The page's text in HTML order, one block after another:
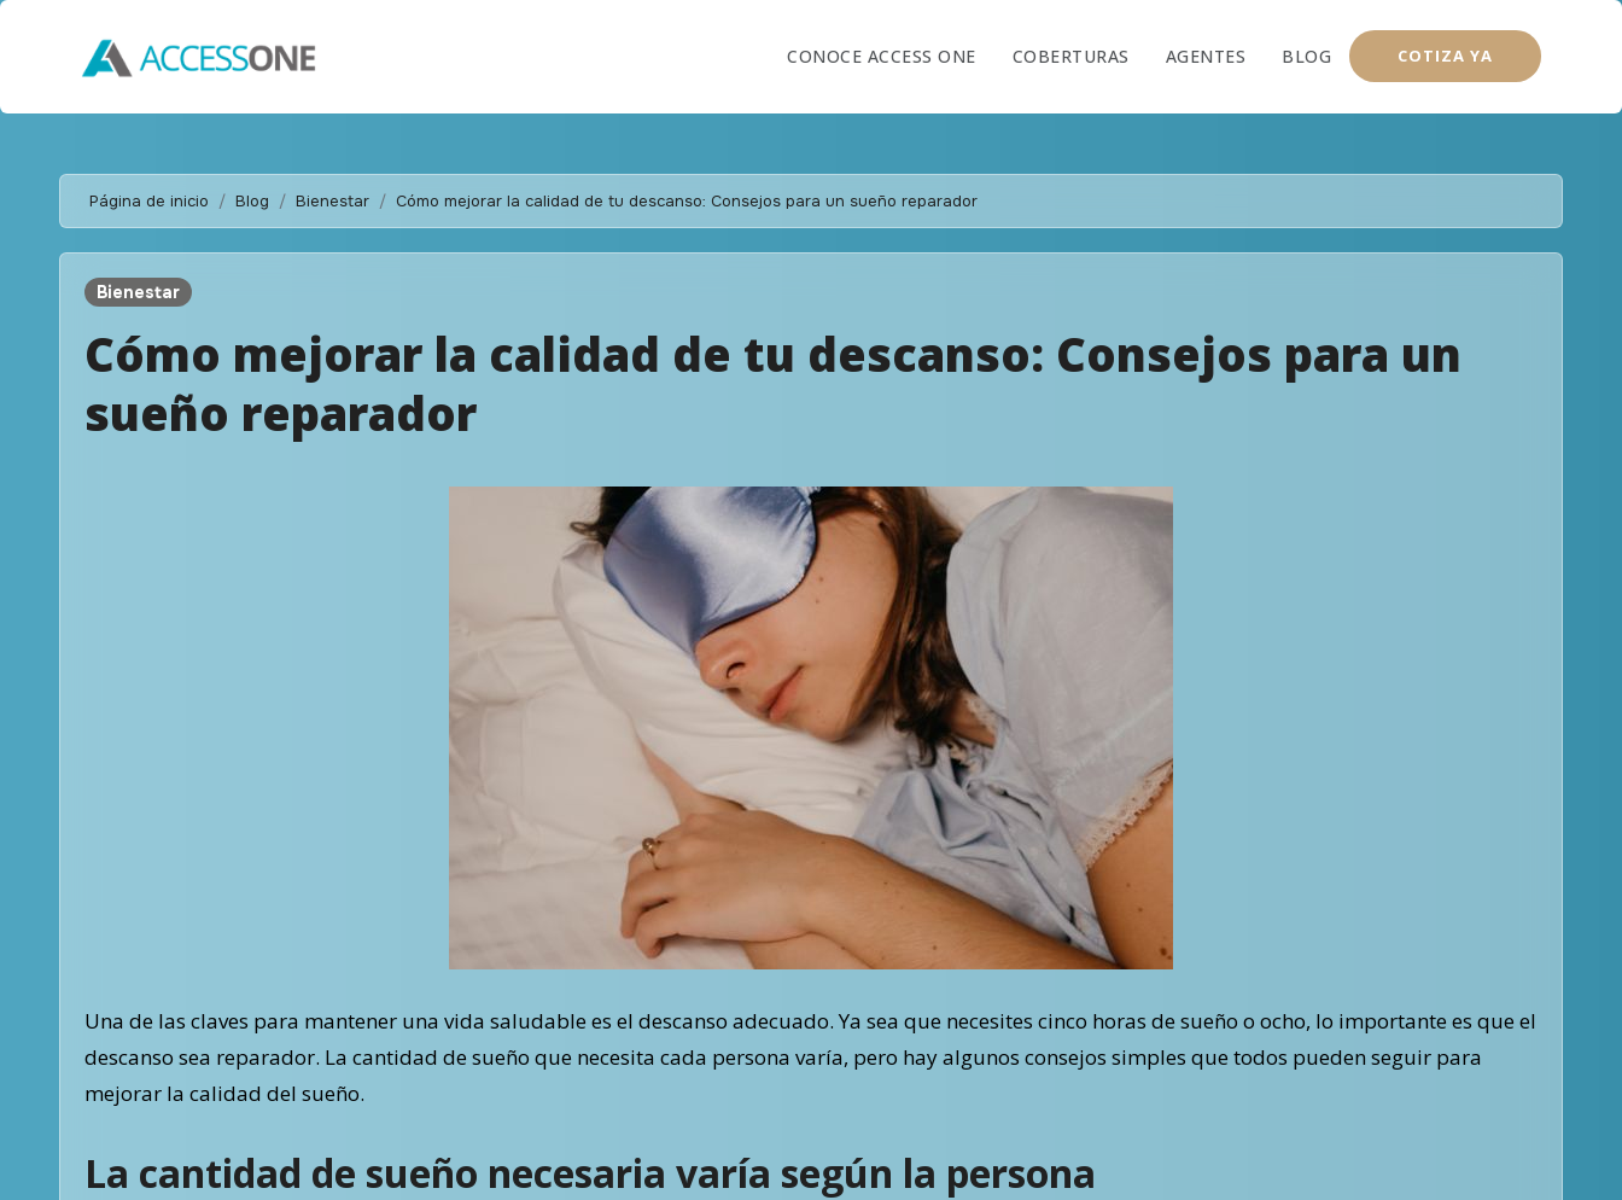
contenido
CONOCE ACCESS ONE COBERTURAS AGENTES BLOG COTIZA YA
Página de inicio Blog Bienestar Cómo mejorar la calidad de tu descanso: Consejos para un sueño reparador
Bienestar
Cómo mejorar la calidad de tu descanso: Consejos para un
sueño reparador
Una de las claves para mantener una vida saludable es el descanso adecuado. Ya sea que necesites cinco horas de sueño o ocho, lo importante es que el
descanso sea reparador. La cantidad de sueño que necesita cada persona varía, pero hay algunos consejos simples que todos pueden seguir para
mejorar la calidad del sueño.
La cantidad de sueño necesaria varía según la persona